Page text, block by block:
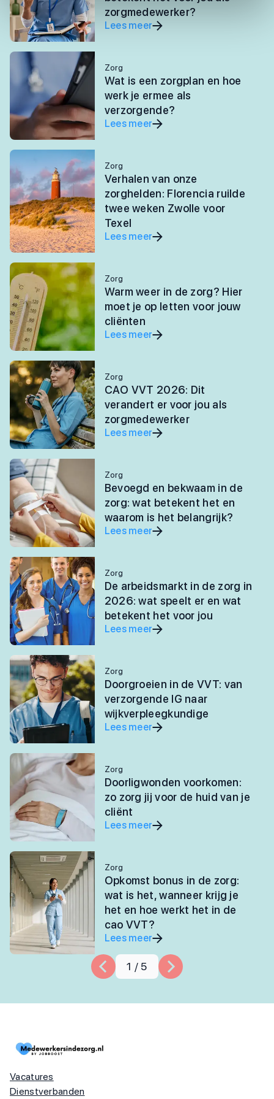
zorgmedewerker?
Lees meer
Zorg
Wat is een zorgplan en hoe
werk je ermee als
verzorgende?
Lees meer
Zorg
Verhalen van onze
zorghelden: Florencia ruilde
twee weken Zwolle voor
Texel
Lees meer
Zorg
Warm weer in de zorg? Hier
moet je op letten voor jouw
cliënten
Lees meer
Zorg
CAO VVT 2026: Dit
verandert er voor jou als
zorgmedewerker
Lees meer
Zorg
Bevoegd en bekwaam in de
zorg: wat betekent het en
waarom is het belangrijk?
Lees meer
Zorg
De arbeidsmarkt in de zorg in
2026: wat speelt er en wat
betekent het voor jou
Lees meer
Zorg
Doorgroeien in de VVT: van
verzorgende IG naar
wijkverpleegkundige
Lees meer
Zorg
Doorligwonden voorkomen:
zo zorg jij voor de huid van je
cliënt
Lees meer
Zorg
Opkomst bonus in de zorg:
wat is het, wanneer krijg je
het en hoe werkt het in de
cao VVT?
Lees meer
1 / 5
Vacatures
Dienstverbanden